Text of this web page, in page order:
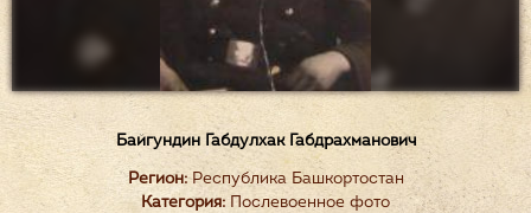
Байгундин Габдулхак Габдрахманович
Регион:Республика Башкортостан
Категория: Послевоенное фото